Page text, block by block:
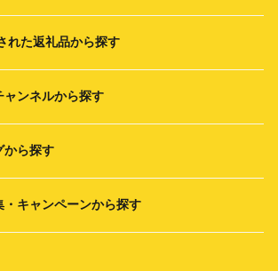
れた返礼品から探す
ャンネルから探す
から探す
・キャンペーンから探す